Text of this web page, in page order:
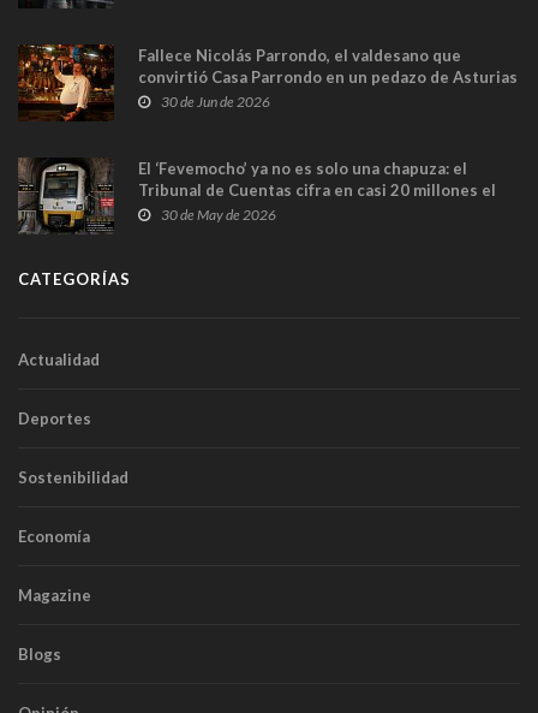
Fallece Nicolás Parrondo, el valdesano que
convirtió Casa Parrondo en un pedazo de Asturias
en Madrid
30 de Jun de 2026
El ‘Fevemocho’ ya no es solo una chapuza: el
Tribunal de Cuentas cifra en casi 20 millones el
sobrecoste de los trenes que no cabían por los
30 de May de 2026
CATEGORÍAS
Actualidad
Deportes
Sostenibilidad
Economía
Magazine
Blogs